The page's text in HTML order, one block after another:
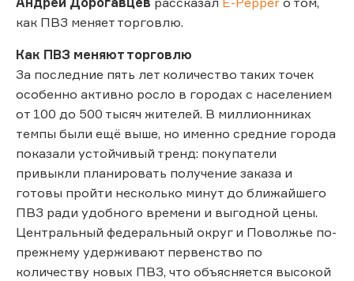
как ПВЗ меняет торговлю.
Как ПВЗ меняют торговлю
За последние пять лет количество таких точек
особенно активно росло в городах с населением
от 100 до 500 тысяч жителей. В миллионниках
темпы были ещё выше, но именно средние города
показали устойчивый тренд: покупатели
привыкли планировать получение заказа и
готовы пройти несколько минут до ближайшего
ПВЗ ради удобного времени и выгодной цены.
Центральный федеральный округ и Поволжье по-
прежнему удерживают первенство по
количеству новых ПВЗ, что объясняется высокой